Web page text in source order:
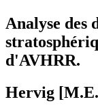
Analyse des
d'AVHRR.
Hervig